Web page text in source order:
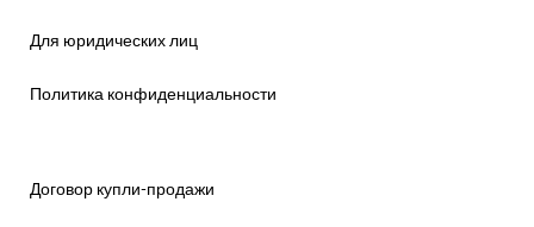
Для юридических лиц
Политика конфиденциальности
Договор купли-продажи